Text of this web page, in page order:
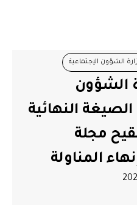
الشؤون الإجتماعية
الشؤون
النهائية
مجلة
المناولة